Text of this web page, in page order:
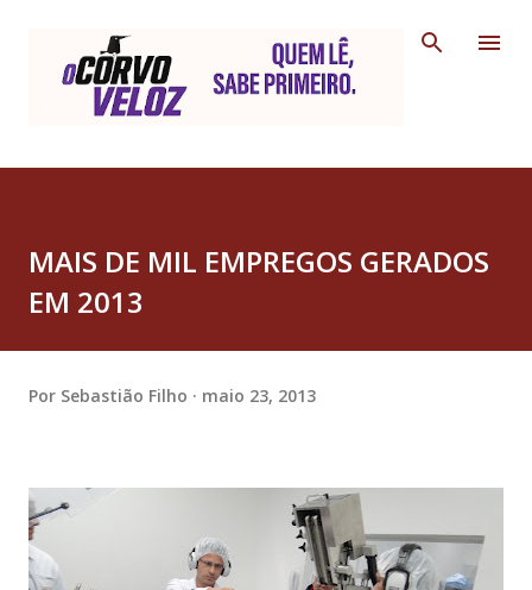
MAIS DE MIL EMPREGOS GERADOS
EM 2013
Por Sebastião Filho maio 23, 2013